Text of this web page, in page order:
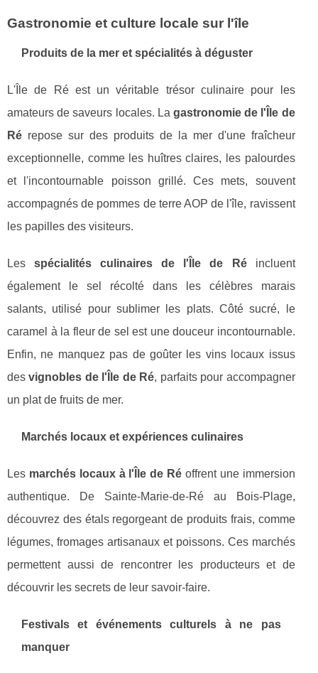
Gastronomie et culture locale sur l'île
Produits de la mer et spécialités à déguster
L'Île de Ré est un véritable trésor culinaire pour les
amateurs de saveurs locales. La gastronomie de l'Île de
Ré repose sur des produits de la mer d'une fraîcheur
exceptionnelle, comme les huîtres claires, les palourdes
et l'incontournable poisson grillé. Ces mets, souvent
accompagnés de pommes de terre AOP de l'île, ravissent
les papilles des visiteurs.
Lesspécialités culinaires de l'Île de Réincluent
également le sel récolté dans les célèbres marais
salants, utilisé pour sublimer les plats. Côté sucré, le
caramel à la fleur de sel est une douceur incontournable.
Enfin, ne manquez pas de goûter les vins locaux issus
desvignobles de l'Île de Ré, parfaits pour accompagner
un plat de fruits de mer.
Marchés locaux et expériences culinaires
Les marchés locaux à l'Île de Ré offrent une immersion
authentique. De Sainte-Marie-de-Ré au Bois-Plage,
découvrez des étals regorgeant de produits frais, comme
légumes, fromages artisanaux et poissons. Ces marchés
permettent aussi de rencontrer les producteurs et de
découvrir les secrets de leur savoir-faire.
Festivals et événements culturels à ne pas
manquer